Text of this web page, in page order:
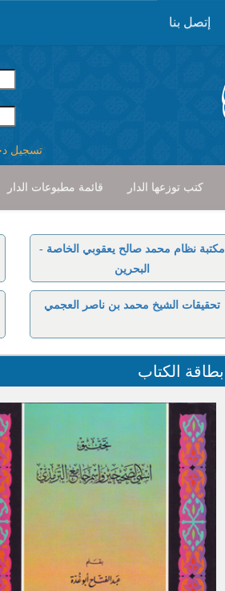
إتصل بنا
تسجيل
كتب توزعها الدار قائمة مطبوعات الدار
مكتبة نظام محمد صالح يعقوبي الخاصة -
البحرين
تحقيقات الشيخ محمد بن ناصر العجمي
بطاقة الكتاب